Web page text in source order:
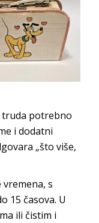
truda potrebno
i dodatni
„što više,
vremena, s
15 časova. U
ili čistim i